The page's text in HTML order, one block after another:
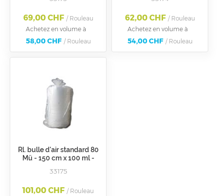
69,00 CHF / Rouleau
Achetez en volume à
58,00 CHF / Rouleau
62,00 CHF / Rouleau
Achetez en volume à
54,00 CHF / Rouleau
Rl. bulle d'air standard 80
Mü - 150 cm x 100 ml -
33175
101,00 CHF / Rouleau